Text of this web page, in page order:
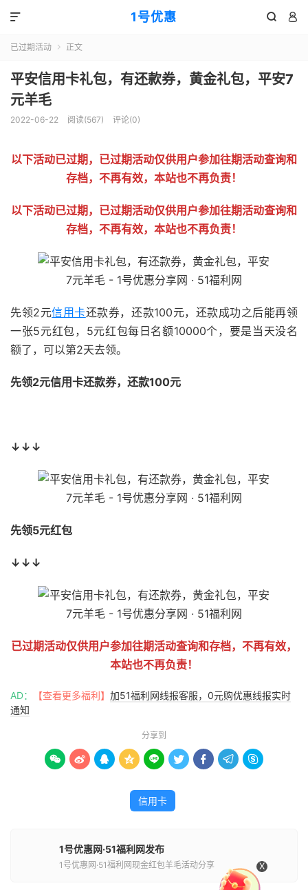
1号优惠  

已过期活动  正文
平安信用卡礼包，有还款券，黄金礼包，平安7
元羊毛
2022-06-22 阅读(567) 评论(0)
以下活动已过期，已过期活动仅供用户参加往期活动查询和
存档，不再有效，本站也不再负责！
以下活动已过期，已过期活动仅供用户参加往期活动查询和
存档，不再有效，本站也不再负责！
先领2元信用卡还款券，还款100元，还款成功之后能再领
一张5元红包，5元红包每日名额10000个，要是当天没名
额了，可以第2天去领。
先领2元信用卡还款券，还款100元
↓↓↓
先领5元红包
↓↓↓
已过期活动仅供用户参加往期活动查询和存档，不再有效，
本站也不再负责！
AD： 【查看更多福利】 加51福利网线报客服，0元购优惠线报实时
通知
分享到
        
信用卡
1号优惠网·51福利网发布
1号优惠网·51福利网现金红包羊毛活动分享 X